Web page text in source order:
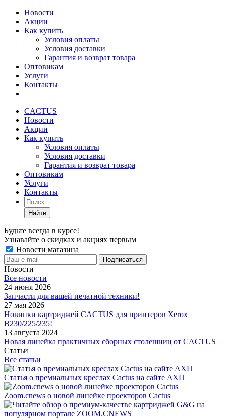
Новости
Акции
Как купить
Условия оплаты
Условия доставки
Гарантия и возврат товара
Оптовикам
Услуги
Контакты
CACTUS
Новости
Акции
Как купить
Условия оплаты
Условия доставки
Гарантия и возврат товара
Оптовикам
Услуги
Контакты
Найти
Будьте всегда в курсе!
Узнавайте о скидках и акциях первым
Новости магазина
Новости
Все новости
24 июня 2026
Запчасти для вашей печатной техники!
27 мая 2026
Новинки картриджей CACTUS для принтеров Xerox
B230/225/235!
13 августа 2024
Новая линейка практичных сборных столешниц от CACTUS
Статьи
Все статьи
Статья о премиальных креслах Cactus на сайте АХП
Zoom.cnews о новой линейке проекторов Cactus